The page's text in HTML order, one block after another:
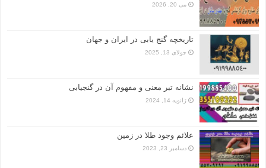
می 20, 2026
تاریخچه گنج‌ یابی در ایران و جهان
جولای 13, 2025
نشانه تبر معنی و مفهوم آن در گنجیابی
ژانویه 14, 2024
علائم وجود طلا در زمین
دسامبر 23, 2023